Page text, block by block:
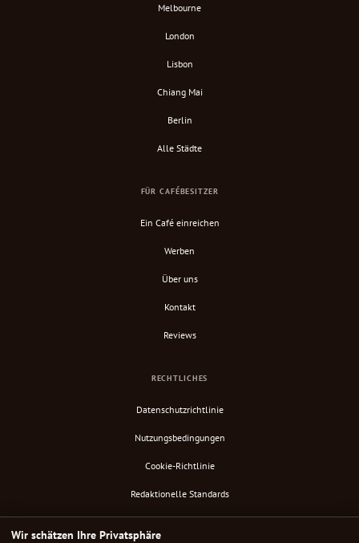
Melbourne
London
Lisbon
Chiang Mai
Berlin
Alle Städte
FÜR CAFÉBESITZER
Ein Café einreichen
Werben
Über uns
Kontakt
Reviews
RECHTLICHES
Datenschutzrichtlinie
Nutzungsbedingungen
Cookie-Richtlinie
Redaktionelle Standards
Wir schätzen Ihre Privatsphäre